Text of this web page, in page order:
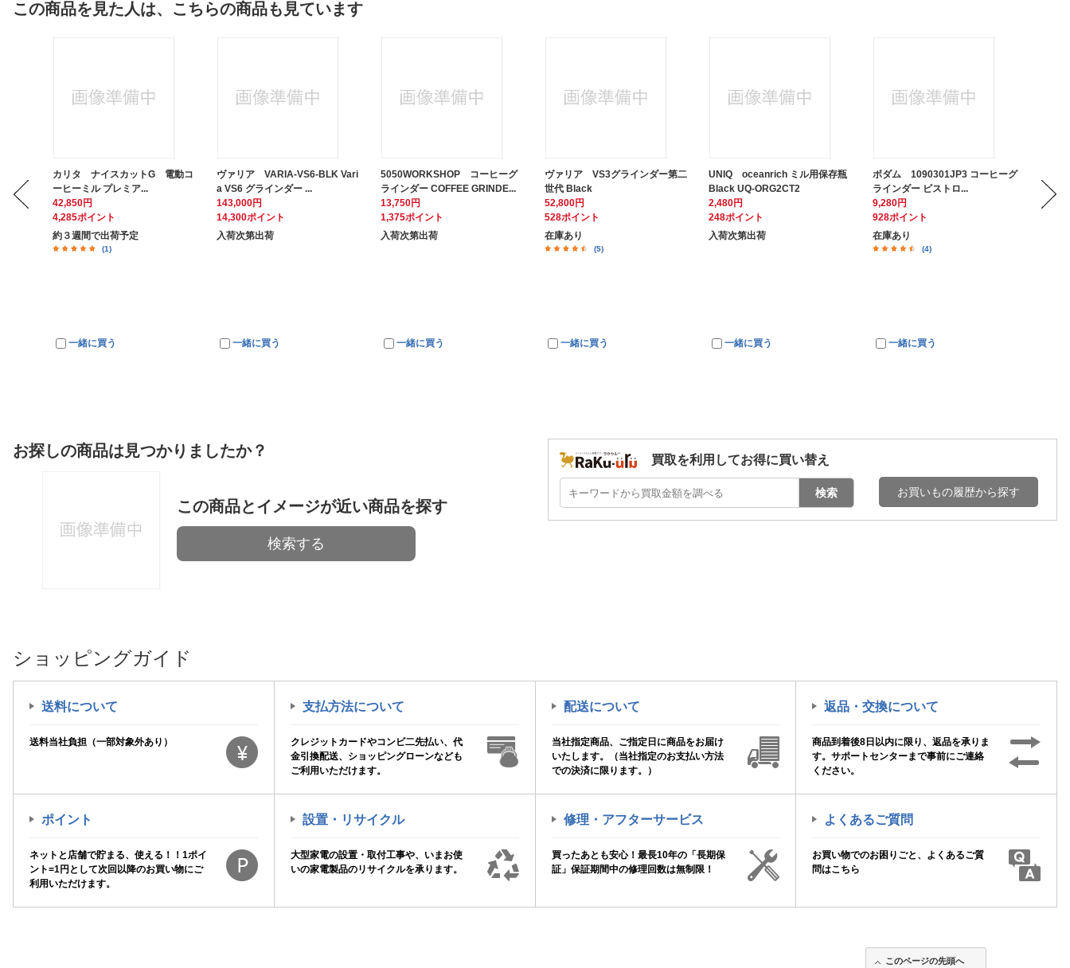
この商品を見た人は、こちらの商品も見ています
カリタ ナイスカットG 電動コ
ーヒーミル プレミア...
42,850円
4,285ポイント
約３週間で出荷予定
(1)
一緒に買う
ヴァリア VARIA-VS6-BLK Vari
a VS6 グラインダー ...
143,000円
14,300ポイント
入荷次第出荷
一緒に買う
5050WORKSHOP コーヒーグ
ラインダー COFFEE GRINDE...
13,750円
1,375ポイント
入荷次第出荷
一緒に買う
ヴァリア VS3グラインダー第二
世代 Black
52,800円
528ポイント
在庫あり
(5)
一緒に買う
UNIQ oceanrich ミル用保存瓶
Black UQ-ORG2CT2
2,480円
248ポイント
入荷次第出荷
一緒に買う
ボダム 1090301JP3 コーヒーグ
ラインダー ビストロ...
9,280円
928ポイント
在庫あり
(4)
一緒に買う
電気
13,670
お探しの商品は見つかりましたか？
この商品とイメージが近い商品を探す
検索する
買取を利用してお得に買い替え
検索 お買いもの履歴から探す
ショッピングガイド
送料について
送料当社負担（一部対象外あり）
支払方法について
クレジットカードやコンビ二先払い、代
金引換配送、ショッピングローンなども
ご利用いただけます。
配送について
当社指定商品、ご指定日に商品をお届け
いたします。（当社指定のお支払い方法
での決済に限ります。）
返品・交換について
商品到着後8日以内に限り、返品を承りま
す。サポートセンターまで事前にご連絡
ください。
ポイント
ネットと店舗で貯まる、使える！！1ポイ
ント=1円として次回以降のお買い物にご
利用いただけます。
設置・リサイクル
大型家電の設置・取付工事や、いまお使
いの家電製品のリサイクルを承ります。
修理・アフターサービス
買ったあとも安心！最長10年の「長期保
証」保証期間中の修理回数は無制限！
よくあるご質問
お買い物でのお困りごと、よくあるご質
問はこちら
このページの先頭へ
このページの先頭へ